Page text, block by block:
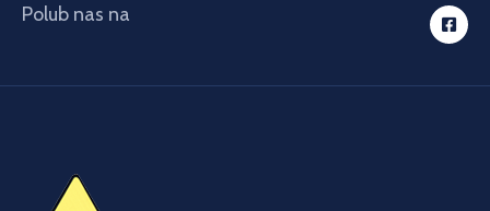
Polub nas na